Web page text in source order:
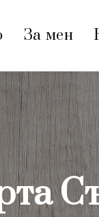
За мен